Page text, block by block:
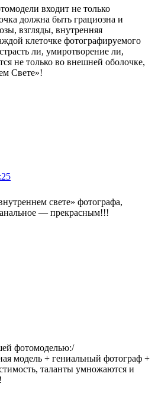
входит не только
должна быть грациозна и
взгляды, внутренняя
клеточке фотографируемого
ли, умиротворение ли,
не только во внешней оболочке,
Свете»!
свете» фотографа,
— прекрасным!!!
фотомоделью:/
модель + гениальный фотограф +
таланты умножаются и